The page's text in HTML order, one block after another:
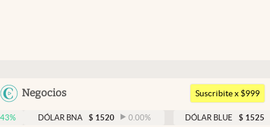
Argentina
Negocios
Members
Economía y Política
Suscribite x $999
DÓLAR BNA $ 1520 0.00 % DÓLAR BLUE $ 1525 -0.33